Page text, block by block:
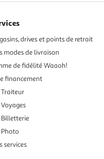
drives et points de retrait
modes de livraison
de fidélité Waaoh!
financement
services